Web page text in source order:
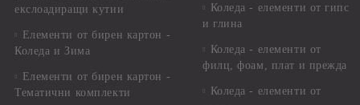
екслоадиращи кутии
Елементи от бирен картон -
Коледа и Зима
Елементи от бирен картон -
Тематични комплекти
Коледа - елементи от гипс
и глина
Коледа - елементи от
филц, фоам, плат и прежда
Коледа - елементи от